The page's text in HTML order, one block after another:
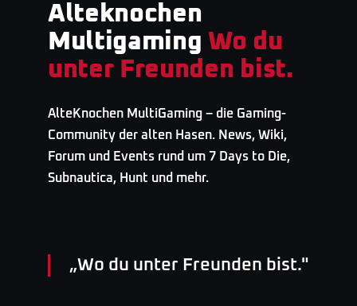
Alteknochen
Multigaming Wo du
unter Freunden bist.
AlteKnochen MultiGaming – die Gaming-
Community der alten Hasen. News, Wiki,
Forum und Events rund um 7 Days to Die,
Subnautica, Hunt und mehr.
„Wo du unter Freunden bist."